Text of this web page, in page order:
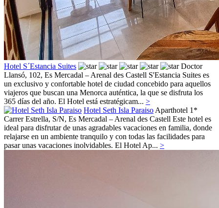
Hotel S´Estancia Suites
Doctor
Llansó, 102, Es Mercadal – Arenal des Castell S'Estancia Suites es
un exclusivo y confortable hotel de ciudad concebido para aquellos
viajeros que buscan una Menorca auténtica, la que se disfruta los
365 días del año. El Hotel está estratégicam... >
Hotel Seth Isla ParaisoAparthotel 1*
Carrer Estrella, S/N, Es Mercadal – Arenal des Castell Este hotel es
ideal para disfrutar de unas agradables vacaciones en familia, donde
relajarse en un ambiente tranquilo y con todas las facilidades para
pasar unas vacaciones inolvidables. El Hotel Ap... >